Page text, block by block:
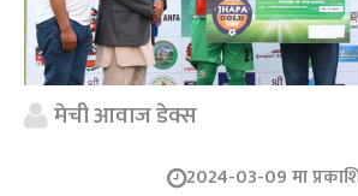
मेची आवाज डेक्स
2024-03-09 मा